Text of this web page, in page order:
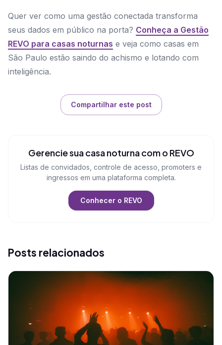
Quer ver como uma gestão conectada transforma
seus dados em público na porta? Conheça a Gestão
REVO para casas noturnas e veja como casas em
São Paulo estão saindo do achismo e lotando com
inteligência.
Compartilhar este post
Gerencie sua casa noturna com o REVO
Listas de convidados, controle de acesso, promoters e
ingressos em uma plataforma completa.
Conhecer o REVO
Posts relacionados